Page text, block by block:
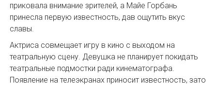
приковала внимание зрителей, а Майе Горбань
принесла первую известность, дав ощутить вкус
славы.
Актриса совмещает игру в кино с выходом на
театральную сцену. Девушка не планирует покидать
театральные подмостки ради кинематографа.
Появление на телеэкранах приносит известность, зато